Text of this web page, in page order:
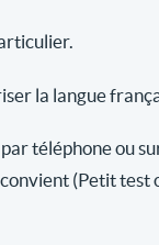
la langue
téléphone ou
(Petit test